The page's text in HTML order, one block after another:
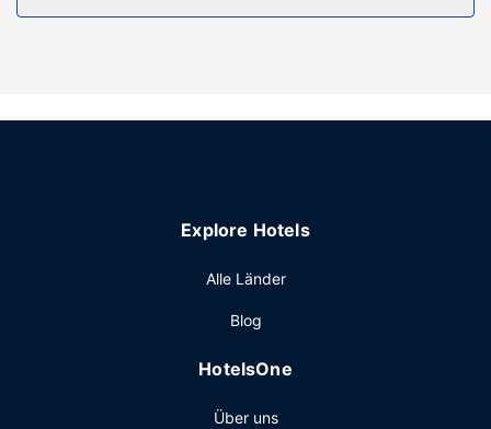
Für deine Freizeit steht Folgendes zur Verfügung:
Gemeinschaftswohnzimmer, ein Ballsaal und ein
Restaurant, das eine Bar/Lounge bietet, oder bleib
(bitte Zeiten beachten). Ein großes Frühstück wird unter
Wochenende von 07:00 Uhr bis 12:00 Uhr gegen Gebühr
Zum Angebot gehören ein PC-Arbeitsplatz, ein Express-
Explore Hotels
Alle Länder
Blog
HotelsOne
Über uns